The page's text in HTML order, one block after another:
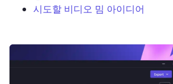
시도할 비디오 밈 아이디어